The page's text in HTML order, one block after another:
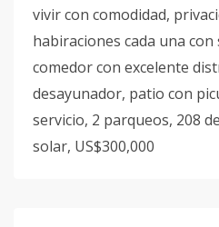
vivir con comodidad,
habiraciones cada una con
comedor con excelente
desayunador, patio con
servicio, 2 parqueos, 208
solar, US$300,000